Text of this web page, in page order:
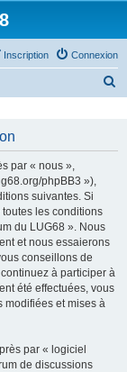
Connexion
Inscription
par « nous »,
phpBB3 »),
suivantes. Si
toutes les conditions
du LUG68 ». Nous
et nous essaierons
conseillons de
à participer à
été effectuées, vous
modifiées et mises à
par « logiciel
de discussions